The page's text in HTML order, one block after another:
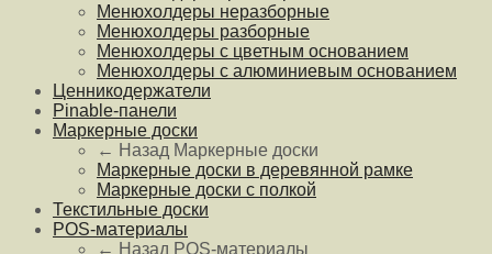
Менюхолдеры неразборные
Менюхолдеры разборные
Менюхолдеры с цветным основанием
Менюхолдеры с алюминиевым основанием
Ценникодержатели
Pinable-панели
Маркерные доски
← Назад Маркерные доски
Маркерные доски в деревянной рамке
Маркерные доски с полкой
Текстильные доски
POS-материалы
← Назад POS-материалы